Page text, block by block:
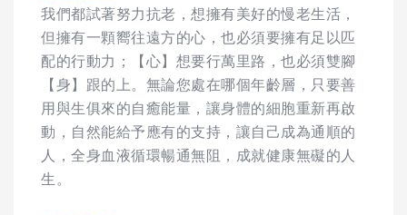
我們都試著努力抗老，想擁有美好的慢老生活，
但擁有一顆嚮往遠方的心，也必須要擁有足以匹
配的行動力；【心】想要行萬里路，也必須雙腳
【身】跟的上。無論您處在哪個年齡層，只要善
用與生俱來的自癒能量，讓身體的細胞重新再啟
動，自然能給予應有的支持，讓自己成為通順的
人，全身血液循環暢通無阻，成就健康無礙的人
生。